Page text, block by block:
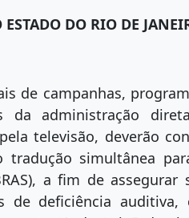
DO RIO DE
de campanhas,
da administração
televisão, deverão
tradução simultânea
a fim de assegurar
de deficiência auditiva,